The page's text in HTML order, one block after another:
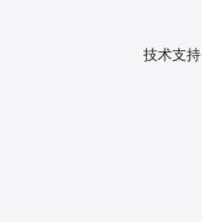
技术支持